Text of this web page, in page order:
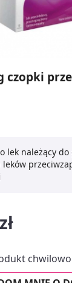
czopki
lek należący
gorączkę i
małym do
ząbkowaniu,
związanej
Produkt